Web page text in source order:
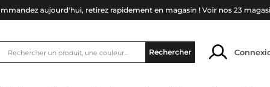
aujourd'hui, retirez rapidement en magasin ! Voir nos 23
Rechercher